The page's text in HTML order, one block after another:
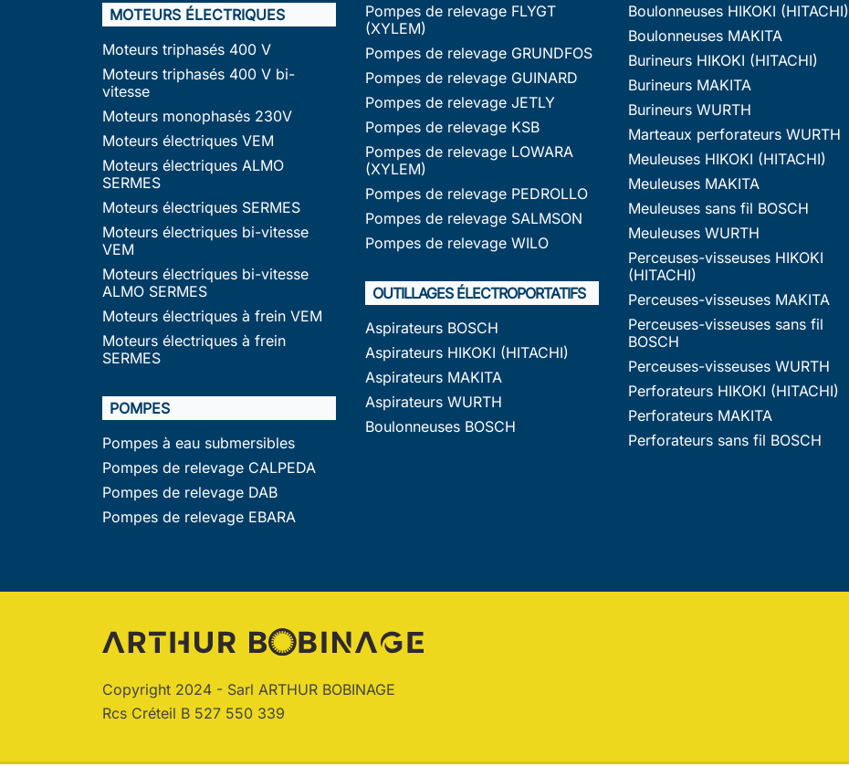
MOTEURS ÉLECTRIQUES
Moteurs triphasés 400 V
Moteurs triphasés 400 V bi-
vitesse
Moteurs monophasés 230V
Moteurs électriques VEM
Moteurs électriques ALMO
SERMES
Moteurs électriques SERMES
Moteurs électriques bi-vitesse
VEM
Moteurs électriques bi-vitesse
ALMO SERMES
Moteurs électriques à frein VEM
Moteurs électriques à frein
SERMES
POMPES
Pompes à eau submersibles
Pompes de relevage CALPEDA
Pompes de relevage DAB
Pompes de relevage EBARA
Pompes de relevage FLYGT
(XYLEM)
Pompes de relevage GRUNDFOS
Pompes de relevage GUINARD
Pompes de relevage JETLY
Pompes de relevage KSB
Pompes de relevage LOWARA
(XYLEM)
Pompes de relevage PEDROLLO
Pompes de relevage SALMSON
Pompes de relevage WILO
OUTILLAGES ÉLECTROPORTATIFS
Aspirateurs BOSCH
Aspirateurs HIKOKI (HITACHI)
Aspirateurs MAKITA
Aspirateurs WURTH
Boulonneuses BOSCH
Boulonneuses HIKOKI (HITACHI)
Boulonneuses MAKITA
Burineurs HIKOKI (HITACHI)
Burineurs MAKITA
Burineurs WURTH
Marteaux perforateurs WURTH
Meuleuses HIKOKI (HITACHI)
Meuleuses MAKITA
Meuleuses sans fil BOSCH
Meuleuses WURTH
Perceuses-visseuses HIKOKI
(HITACHI)
Perceuses-visseuses MAKITA
Perceuses-visseuses sans fil
BOSCH
Perceuses-visseuses WURTH
Perforateurs HIKOKI (HITACHI)
Perforateurs MAKITA
Perforateurs sans fil BOSCH
Copyright 2024 - Sarl ARTHUR BOBINAGE
Rcs Créteil B 527 550 339